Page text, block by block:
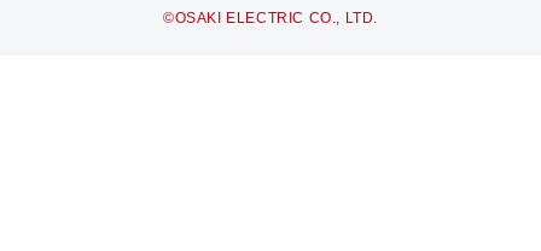
©OSAKI ELECTRIC CO., LTD.